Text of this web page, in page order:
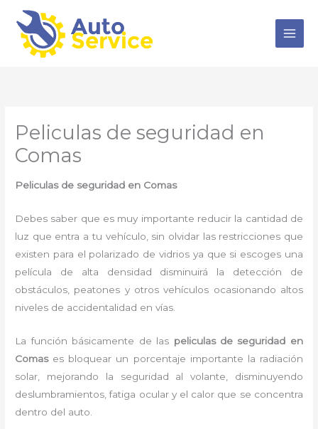
contenido
Peliculas de seguridad en
Comas
Peliculas de seguridad en Comas
Debes saber que es muy importante reducir la cantidad de
luz que entra a tu vehículo, sin olvidar las restricciones que
existen para el polarizado de vidrios ya que si escoges una
película de alta densidad disminuirá la detección de
obstáculos, peatones y otros vehículos ocasionando altos
niveles de accidentalidad en vías.
La función básicamente de las peliculas de seguridad en
Comas es bloquear un porcentaje importante la radiación
solar, mejorando la seguridad al volante, disminuyendo
deslumbramientos, fatiga ocular y el calor que se concentra
dentro del auto.